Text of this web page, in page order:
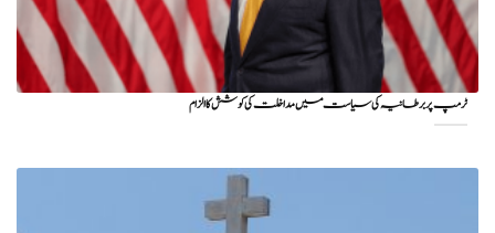
ٹرمپ پر برطانیہ کی سیاست میں مداخلت کی کوشش کا الزام